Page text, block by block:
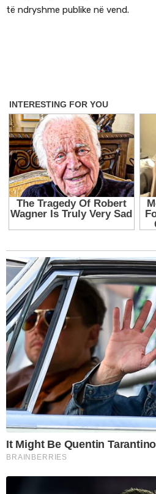
të ndryshme publike në vend.